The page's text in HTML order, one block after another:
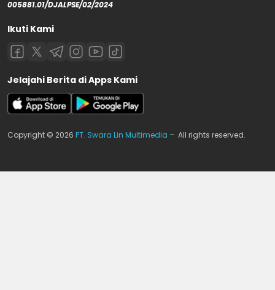
005881.01/DJALPSE/02/2024
Ikuti Kami
Jelajahi Berita di Apps Kami
Copyright © 2026 PT. Swara Lin Multimedia – All rights reserved.